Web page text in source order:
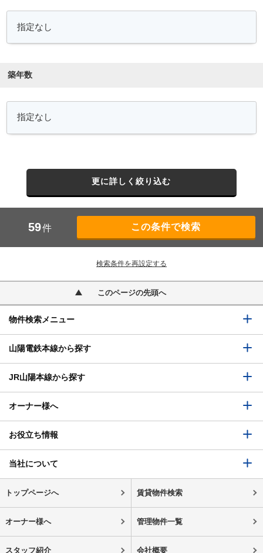
築年数
更に詳しく絞り込む
59件
検索条件を再設定する
このページの先頭へ
物件検索メニュー
山陽電鉄本線から探す
JR山陽本線から探す
オーナー様へ
お役立ち情報
当社について
トップページへ 賃貸物件検索
オーナー様へ 管理物件一覧
スタッフ紹介 会社概要